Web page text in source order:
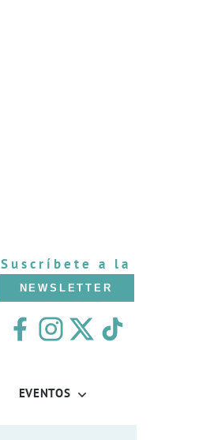
Suscríbete a la
NEWSLETTER
EVENTOS